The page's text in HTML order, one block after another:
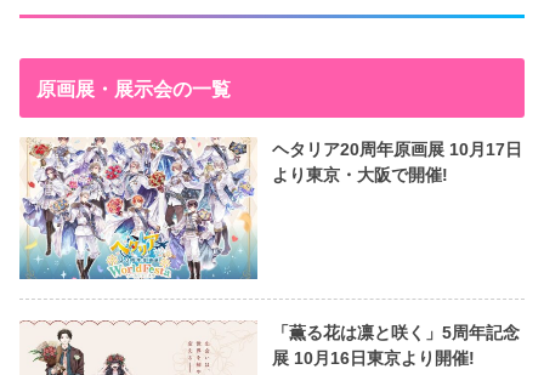
原画展・展示会の一覧
ヘタリア20周年原画展 10月17日
より東京・大阪で開催!
「薫る花は凛と咲く」5周年記念
展 10月16日東京より開催!